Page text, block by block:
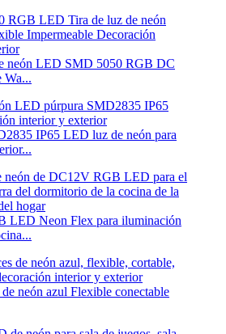
neón LED SMD 5050 RGB DC
Wa...
IP65 LED luz de neón para
LED Neon Flex para iluminación
neón azul Flexible conectable